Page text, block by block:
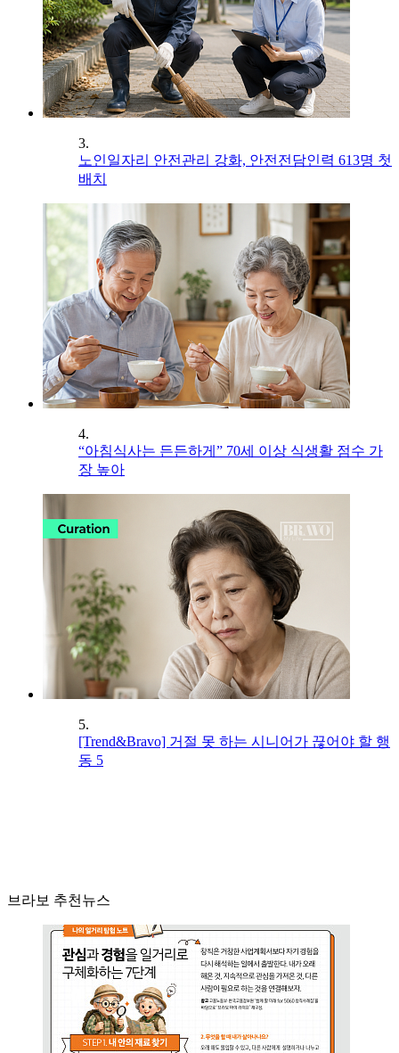
3.
노인일자리 안전관리 강화, 안전전담인력 613명 첫
배치
4.
“아침식사는 든든하게” 70세 이상 식생활 점수 가
장 높아
5.
[Trend&Bravo] 거절 못 하는 시니어가 끊어야 할 행
동 5
브라보 추천뉴스